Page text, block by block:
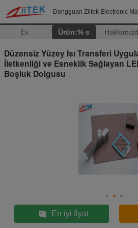
Dongguan Ziitek Electronic
Ev Ürün:% s
Düzensiz Yüzey Isı Transferi
İletkenliği ve Esneklik Sağlayan
Boşluk Dolgusu
En iyi fiyat